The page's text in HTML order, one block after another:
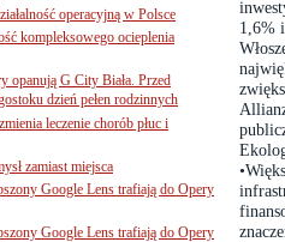
1,6%
operacyjną w Polsce
kompleksowego ocieplenia
opanują G City Biała. Przed
dzień pełen rodzinnych
leczenie chorób płuc i
zamiast miejsca
Google Lens trafiają do Opery
Google Lens trafiają do Opery